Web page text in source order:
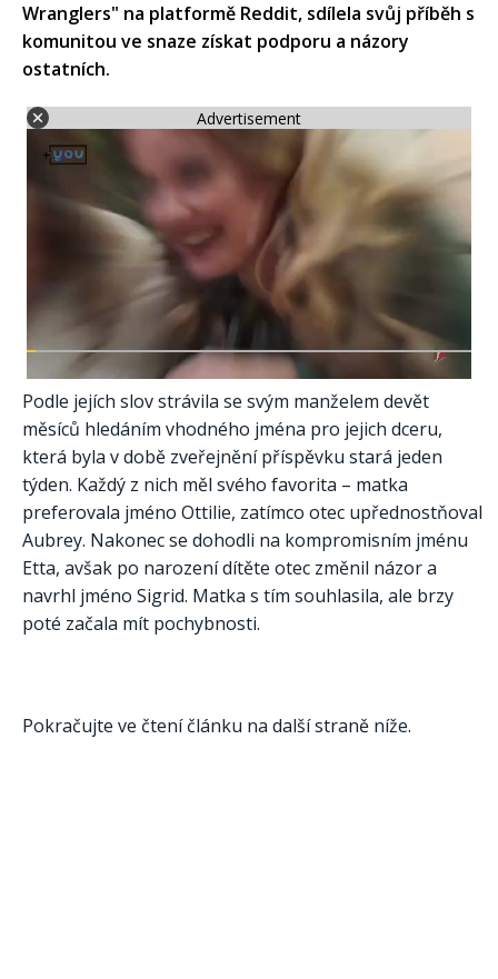
Wranglers" na platformě Reddit, sdílela svůj příběh s
komunitou ve snaze získat podporu a názory
ostatních.​
Advertisement
Podle jejích slov strávila se svým manželem devět
měsíců hledáním vhodného jména pro jejich dceru,
která byla v době zveřejnění příspěvku stará jeden
týden. Každý z nich měl svého favorita – matka
preferovala jméno Ottilie, zatímco otec upřednostňoval
Aubrey. Nakonec se dohodli na kompromisním jménu
Etta, avšak po narození dítěte otec změnil názor a
navrhl jméno Sigrid. Matka s tím souhlasila, ale brzy
poté začala mít pochybnosti.
Pokračujte ve čtení článku na další straně níže.